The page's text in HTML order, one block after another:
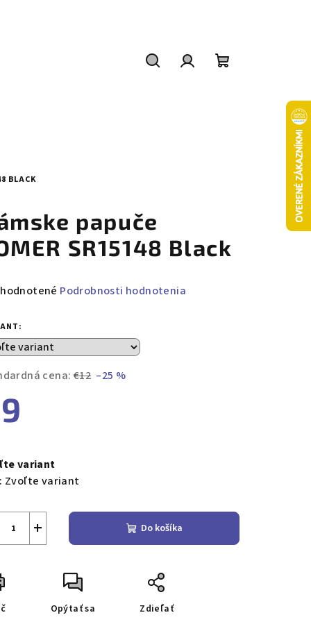
BLACK
papuče
SR15148 Black
Podrobnosti hodnotenia
cena: €12 –25 %
variant
Zvoľte variant
+ Do košíka
Opýtať sa Zdieľať